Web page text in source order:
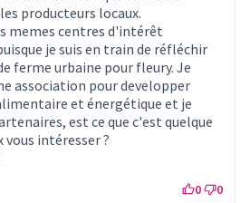
producteurs locaux.
memes centres d'intérêt
je suis en train de réfléchir
ferme urbaine pour fleury. Je
association pour developper
et énergétique et je
est ce que c'est quelque
vous intéresser ?
0 0